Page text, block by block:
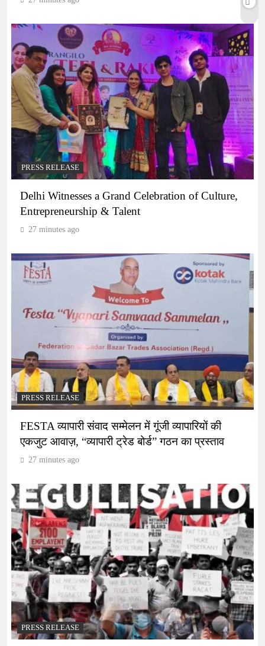
PRESS RELEASE
Delhi Witnesses a Grand Celebration of Culture,
Entrepreneurship & Talent
27 minutes ago
PRESS RELEASE
FESTA व्यापारी संवाद सम्मेलन में गूंजी व्यापारियों की
एकजुट आवाज़, “व्यापारी ट्रेड बोर्ड” गठन का प्रस्ताव
27 minutes ago
PRESS RELEASE